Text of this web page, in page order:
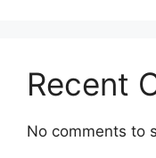
Recent
No comments to